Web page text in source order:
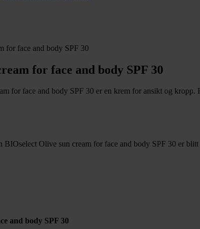
for face and body SPF 30
for face and body SPF 30 er en krem for ansikt og
BIOselect Olive sun cream for face and body SPF 30 er
and body SPF 30